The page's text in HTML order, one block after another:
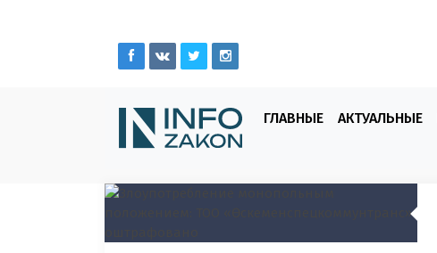
ГЛАВНЫЕ АКТУАЛЬНЫЕ